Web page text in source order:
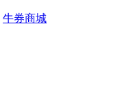
牛券商城